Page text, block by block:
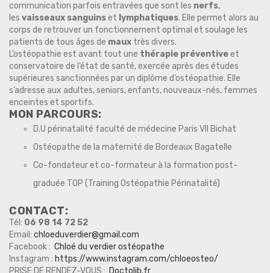
communication parfois entravées que sont les nerfs,
les vaisseaux sanguinset lymphatiques. Elle permet alors au
corps de retrouver un fonctionnement optimal et soulage les
patients de tous âges de maux très divers.
L’ostéopathie est avant tout une thérapie préventiveet
conservatoire de l’état de santé, exercée après des études
supérieures sanctionnées par un diplôme d’ostéopathie. Elle
s’adresse aux adultes, seniors, enfants, nouveaux-nés, femmes
enceintes et sportifs.
MON PARCOURS:
D.U périnatalité faculté de médecine Paris VII Bichat
Ostéopathe de la maternité de Bordeaux Bagatelle
Co-fondateur et co-formateur à la formation post-
graduée TOP (Training Ostéopathie Périnatalité)
CONTACT:
Tél: 06 98 14 72 52
Email: chloeduverdier@gmail.com
Facebook : Chloé du verdier ostéopathe
Instagram : https://www.instagram.com/chloeosteo/
PRISE DE RENDEZ-VOUS : Doctolib.fr